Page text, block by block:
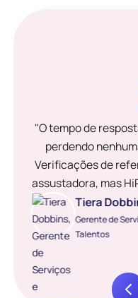
"O tempo de
perdendo
Verificações de
assustadora, mas
Tiera
Gerente de
Talentos